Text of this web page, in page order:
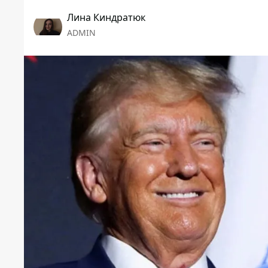
Лина Киндратюк
ADMIN